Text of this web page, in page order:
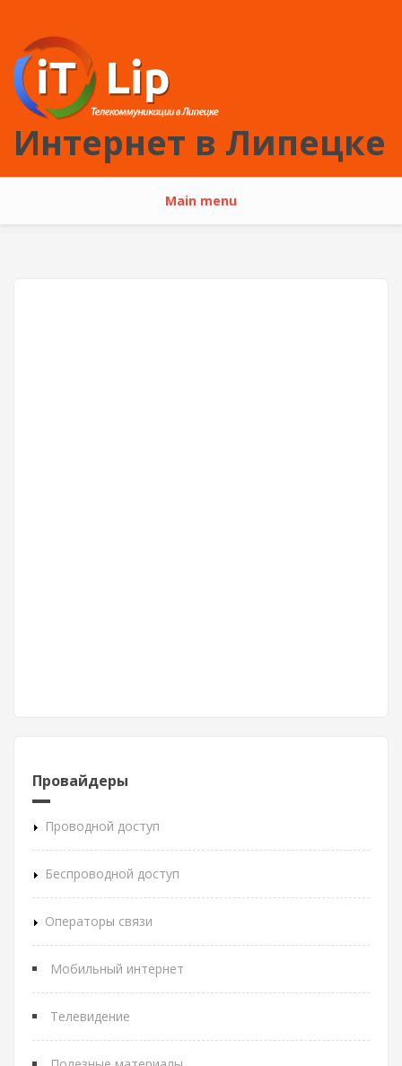
Интернет в Липецке
Main menu
Провайдеры
Проводной доступ
Беспроводной доступ
Операторы связи
Мобильный интернет
Телевидение